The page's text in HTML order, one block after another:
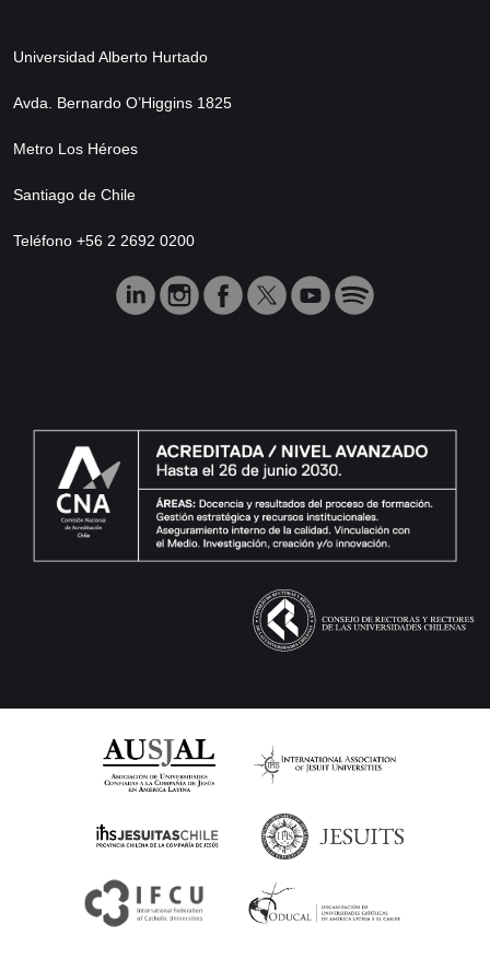
Universidad Alberto Hurtado
Avda. Bernardo O’Higgins 1825
Metro Los Héroes
Santiago de Chile
Teléfono +56 2 2692 0200